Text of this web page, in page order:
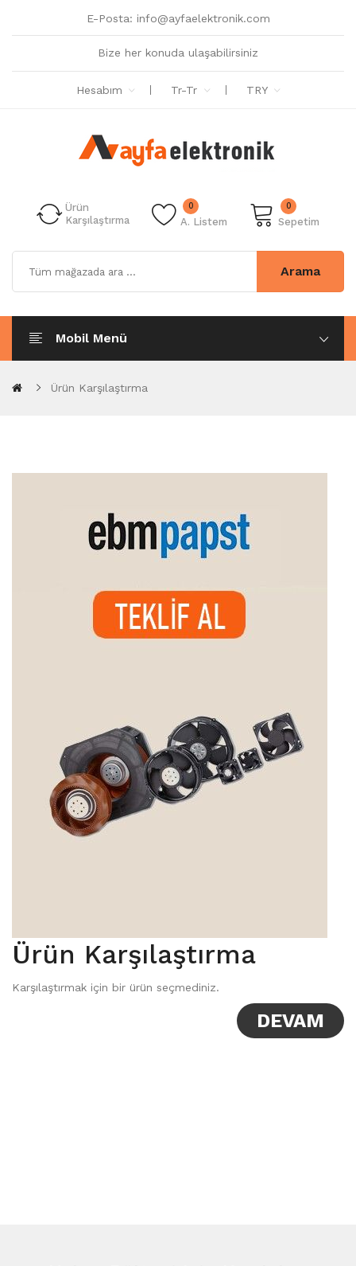
E-Posta: info@ayfaelektronik.com
Bize her konuda ulaşabilirsiniz
Hesabım Tr-Tr TRY
Ürün
Karşılaştırma
A. Listem
0 0
Sepetim
Arama
Mobil Menü
Ürün Karşılaştırma
Ürün Karşılaştırma
Karşılaştırmak için bir ürün seçmediniz.
DEVAM